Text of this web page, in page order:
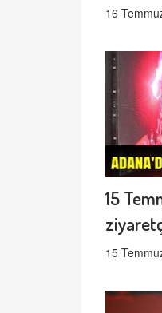
16
15
15